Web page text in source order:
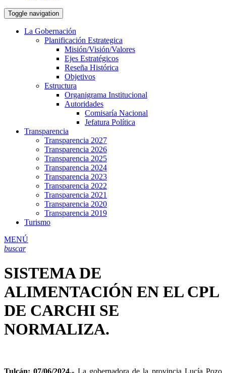
Toggle navigation
La Gobernación
Planificación Estrategica
Misión/Visión/Valores
Ejes Estratégicos
Reseña Histórica
Objetivos
Estructura
Organigrama Institucional
Autoridades
Comisaría Nacional
Jefatura Política
Transparencia
Transparencia 2027
Transparencia 2026
Transparencia 2025
Transparencia 2024
Transparencia 2023
Transparencia 2022
Transparencia 2021
Transparencia 2020
Transparencia 2019
Turismo
MENÚ
buscar
SISTEMA DE
ALIMENTACIÓN EN EL CPL
DE CARCHI SE
NORMALIZA.
Tulcán; 07/06/2024.- La gobernadora de la provincia Lucía Pozo